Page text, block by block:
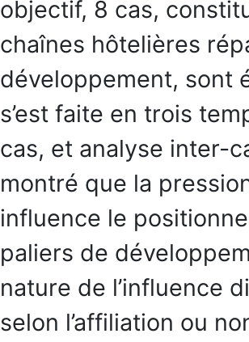
objectif, 8 cas,
chaînes hôtelières
développement, sont
s’est faite en trois
cas, et analyse inter-
montré que la
influence le
paliers de
nature de l’influence
selon l’affiliation ou